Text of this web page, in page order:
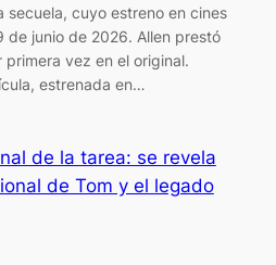
secuela, cuyo estreno en cines
de junio de 2026. Allen prestó
vez en el original.
estrenada en…